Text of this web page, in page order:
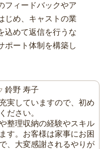
フィードバックやア
じめ、キャストの業
込めて返信を行うな
ポート体制を構築し
鈴野 寿子
実していますので、初め
ださい。
整理収納の経験やスキル
す。お客様は家事にお困
、大変感謝されるやりが